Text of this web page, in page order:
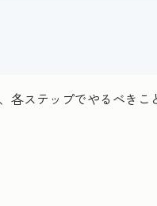
各ステップでやるべき